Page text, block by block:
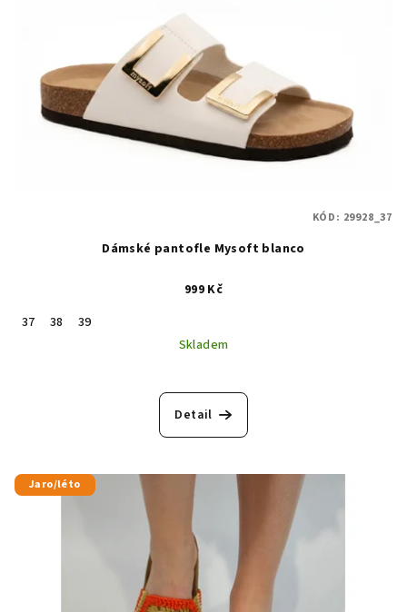
Dámské pantofle Mysoft blanco
999 Kč
37
38
39
Skladem
Detail
KÓD: 29928_37
Jaro/léto